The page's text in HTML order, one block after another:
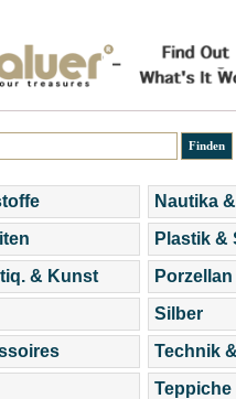
& Kunst
Nautika
Plastik &
Silber
Technik
Teppiche